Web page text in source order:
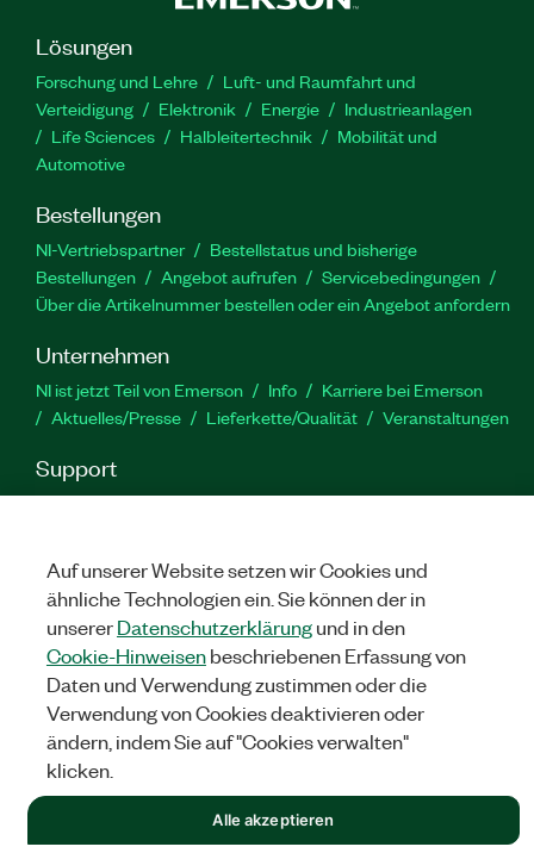
Lösungen
Forschung und Lehre
Luft- und Raumfahrt und
Verteidigung
Elektronik Energie
Industrieanlagen
Life Sciences
Halbleitertechnik
Mobilität und
Automotive
Bestellungen
NI-Vertriebspartner
Bestellstatus und bisherige
Bestellungen
Angebot aufrufen
Servicebedingungen
Über die Artikelnummer bestellen oder ein Angebot anfordern
Unternehmen
NI ist jetzt Teil von Emerson Info
Karriere bei Emerson
Aktuelles/Presse
Lieferkette/Qualität Veranstaltungen
Support
Downloads Produktdokumentation
Diskussionsforen
YouTube
Twitter
RECHTLICHE HINWEISE
©NATIONAL INSTRUMENTS CORP. ALLE RECHTE VORBEHALTEN.
Auf unserer Website setzen wir Cookies und
ähnliche Technologien ein. Sie können der in
unsererDatenschutzerklärungund in den
Cookie-Hinweisenbeschriebenen Erfassung von
Daten und Verwendung zustimmen oder die
Verwendung von Cookies deaktivieren oder
ändern, indem Sie auf "Cookies verwalten"
klicken.
Alle akzeptieren